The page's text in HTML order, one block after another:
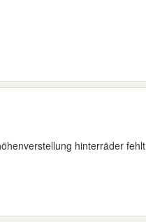
hinterräder fehlt